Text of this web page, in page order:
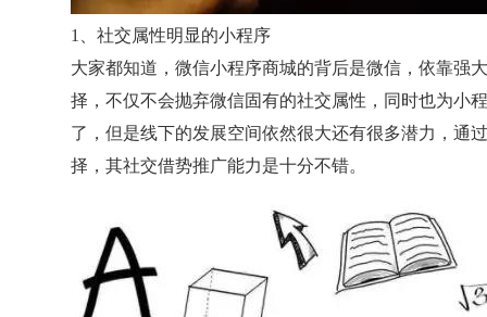
1、社交属性明显的小程序
大家都知道，微信小程序商城的背后是微信，依靠强
择，不仅不会抛弃微信固有的社交属性，同时也为小
了，但是线下的发展空间依然很大还有很多潜力，通
择，其社交借势推广能力是十分不错。